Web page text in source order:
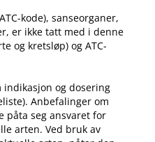
kode), sanseorganer,
er ikke tatt med i denne
og kretsløp) og ATC-
og dosering
Anbefalinger om
påta seg ansvaret for
arten. Ved bruk av